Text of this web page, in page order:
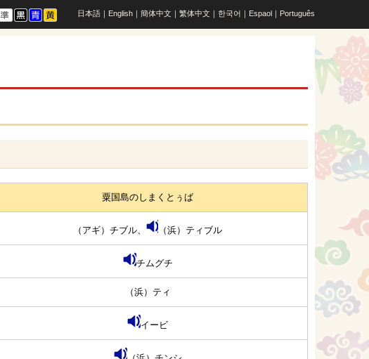
日本語 ｜ English ｜ 簡体中文 ｜ 繁体中文 ｜ 한국어 ｜ Espaol ｜ Português
粟国島のしまくとぅば
（アギ）チブル、 （浜）ティブル
チムグチ
（浜）ティ
イービ